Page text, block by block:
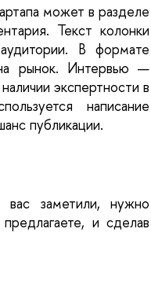
может в разделе
Текст колонки
В формате
рынок. Интервью —
экспертности в
написание
публикации.
заметили, нужно
и сделав